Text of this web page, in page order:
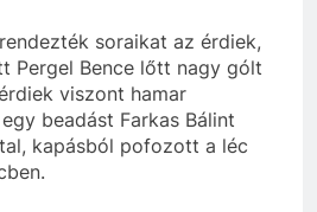
soraikat az érdiek,
Pergel Bence lőtt nagy gólt
viszont hamar
beadást Farkas Bálint
kapásból pofozott a léc